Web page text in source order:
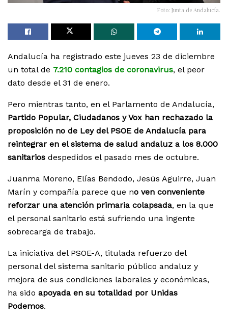
Foto: Junta de Andalucía.
Andalucía ha registrado este jueves 23 de diciembre
un total de 7.210 contagios de coronavirus, el peor
dato desde el 31 de enero.
Pero mientras tanto, en el Parlamento de Andalucía,
Partido Popular, Ciudadanos y Vox han rechazado la
proposición no de Ley del PSOE de Andalucía para
reintegrar en el sistema de salud andaluz a los 8.000
sanitarios despedidos el pasado mes de octubre.
Juanma Moreno, Elías Bendodo, Jesús Aguirre, Juan
Marín y compañía parece que no ven conveniente
reforzar una atención primaria colapsada, en la que
el personal sanitario está sufriendo una ingente
sobrecarga de trabajo.
La iniciativa del PSOE-A, titulada refuerzo del
personal del sistema sanitario público andaluz y
mejora de sus condiciones laborales y económicas,
ha sido apoyada en su totalidad por Unidas
Podemos.